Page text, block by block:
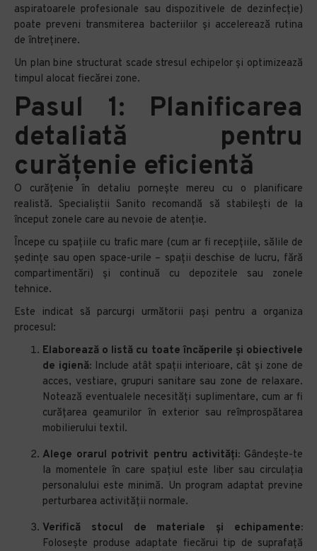
aspiratoarele profesionale sau dispozitivele de dezinfecție)
poate preveni transmiterea bacteriilor și accelerează rutina
de întreținere.
Un plan bine structurat scade stresul echipelor și optimizează
timpul alocat fiecărei zone.
Pasul 1: Planificarea
detaliată pentru
curățenie eficientă
O curățenie în detaliu pornește mereu cu o planificare
realistă. Specialiștii Sanito recomandă să stabilești de la
început zonele care au nevoie de atenție.
Începe cu spațiile cu trafic mare (cum ar fi recepțiile, sălile de
ședințe sau open space-urile – spații deschise de lucru, fără
compartimentări) și continuă cu depozitele sau zonele
tehnice.
Este indicat să parcurgi următorii pași pentru a organiza
procesul:
Elaborează o listă cu toate încăperile și obiectivele
de igienă:Include atât spații interioare, cât și zone de
acces, vestiare, grupuri sanitare sau zone de relaxare.
Notează eventualele necesități suplimentare, cum ar fi
curățarea geamurilor în exterior sau reîmprospătarea
mobilierului textil.
Alege orarul potrivit pentru activități:Gândește-te
la momentele în care spațiul este liber sau circulația
personalului este minimă. Un program adaptat previne
perturbarea activității normale.
Verifică stocul de materiale și echipamente:
Folosește produse adaptate fiecărui tip de suprafață